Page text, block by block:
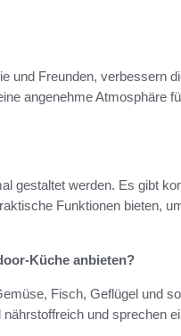
und Freunden, verbessern
angenehme Atmosphäre
gestaltet werden. Es gibt
Funktionen bieten,
Küche anbieten?
Fisch, Geflügel und
und sprechen